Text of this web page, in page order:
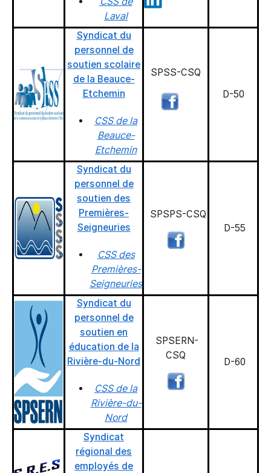
Laval
Syndicat du
personnel de
soutien scolaire
de la Beauce-
Etchemin
CSS de la
Beauce-
Etchemin
SPSS-CSQ
D-50
Syndicat du
personnel de
soutien des
Premières-
Seigneuries
CSS des
Premières-
Seigneuries
SPSPS-CSQ
D-55
Syndicat du
personnel de
soutien en
éducation de la
Rivière-du-Nord
CSS de la
Rivière-du-
Nord
SPSERN-
CSQ
D-60
Syndicat
régional des
employés de